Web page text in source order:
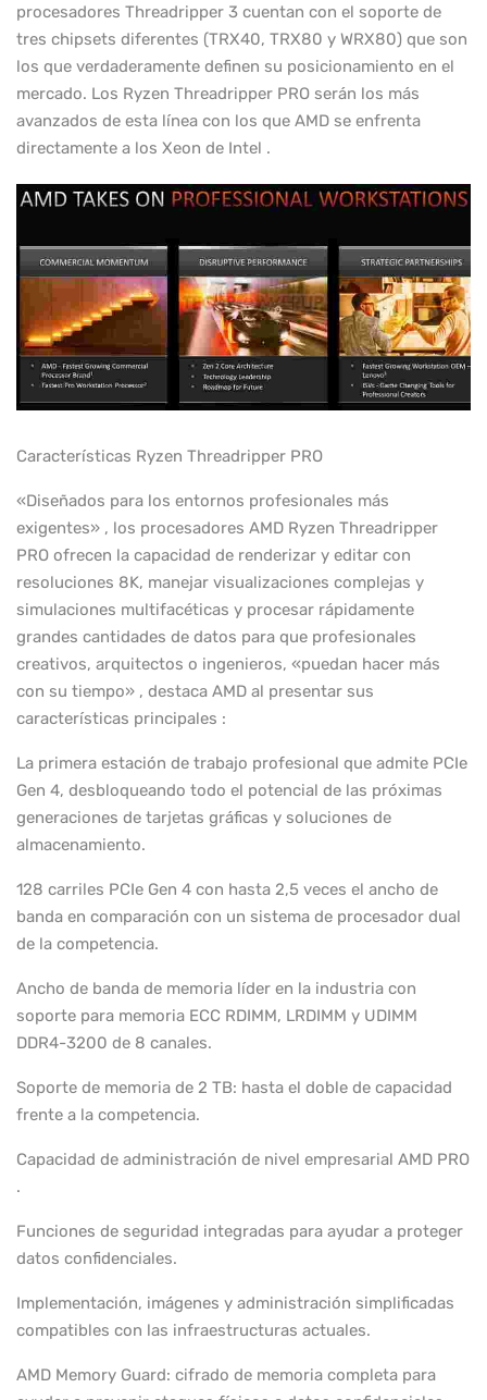
procesadores Threadripper 3 cuentan con el soporte de
tres chipsets diferentes (TRX40, TRX80 y WRX80) que son
los que verdaderamente definen su posicionamiento en el
mercado. Los Ryzen Threadripper PRO serán los más
avanzados de esta línea con los que AMD se enfrenta
directamente a los Xeon de Intel .
Características Ryzen Threadripper PRO
«Diseñados para los entornos profesionales más
exigentes» , los procesadores AMD Ryzen Threadripper
PRO ofrecen la capacidad de renderizar y editar con
resoluciones 8K, manejar visualizaciones complejas y
simulaciones multifacéticas y procesar rápidamente
grandes cantidades de datos para que profesionales
creativos, arquitectos o ingenieros, «puedan hacer más
con su tiempo» , destaca AMD al presentar sus
características principales :
La primera estación de trabajo profesional que admite PCIe
Gen 4, desbloqueando todo el potencial de las próximas
generaciones de tarjetas gráficas y soluciones de
almacenamiento.
128 carriles PCIe Gen 4 con hasta 2,5 veces el ancho de
banda en comparación con un sistema de procesador dual
de la competencia.
Ancho de banda de memoria líder en la industria con
soporte para memoria ECC RDIMM, LRDIMM y UDIMM
DDR4-3200 de 8 canales.
Soporte de memoria de 2 TB: hasta el doble de capacidad
frente a la competencia.
Capacidad de administración de nivel empresarial AMD PRO
.
Funciones de seguridad integradas para ayudar a proteger
datos confidenciales.
Implementación, imágenes y administración simplificadas
compatibles con las infraestructuras actuales.
AMD Memory Guard: cifrado de memoria completa para